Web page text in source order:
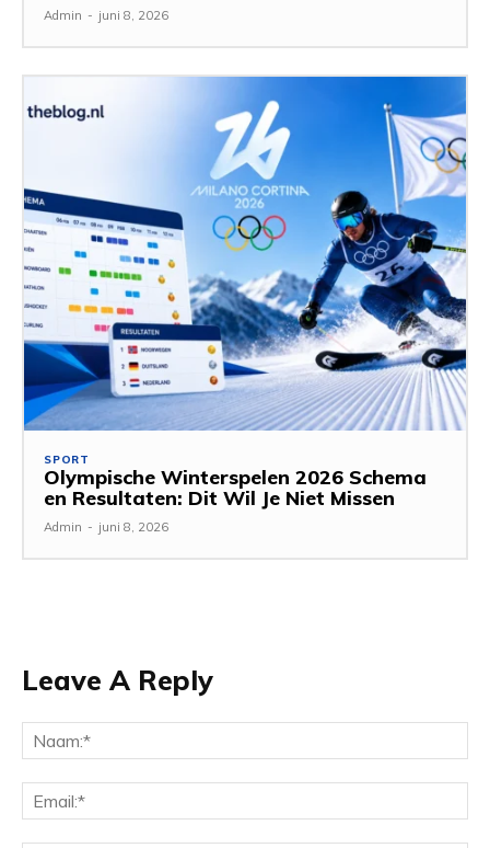
Admin - juni 8, 2026
SPORT
Olympische Winterspelen 2026 Schema
en Resultaten: Dit Wil Je Niet Missen
Admin - juni 8, 2026
Leave A Reply